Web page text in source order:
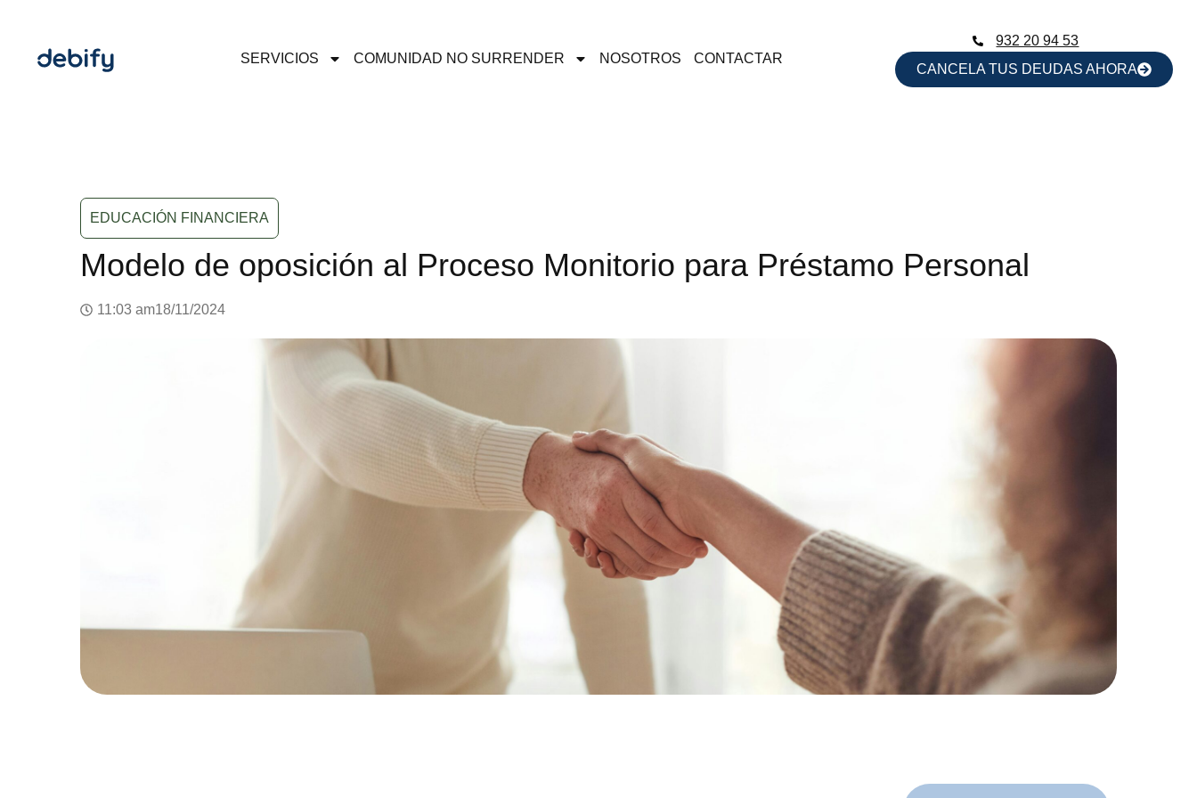
SERVICIOS COMUNIDAD NO SURRENDER NOSOTROS CONTACTAR
932 20 94 53
CANCELA TUS DEUDAS AHORA
EDUCACIÓN FINANCIERA
Modelo de oposición al Proceso Monitorio para Préstamo Personal
11:03 am18/11/2024